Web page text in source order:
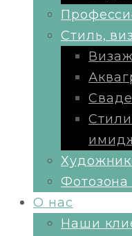
Стиль,
О нас
Наши